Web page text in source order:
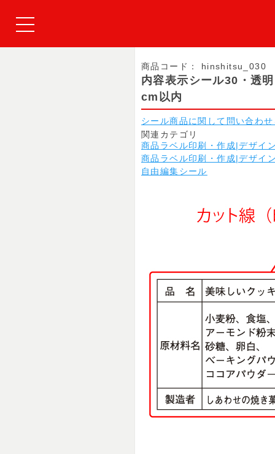
商品コード： hinshitsu_030
内容表示シール30・透
cm以内
シール商品に関して問い合わ
関連カテゴリ
商品ラベル印刷・作成|デザイ
商品ラベル印刷・作成|デザイ
自由編集シール